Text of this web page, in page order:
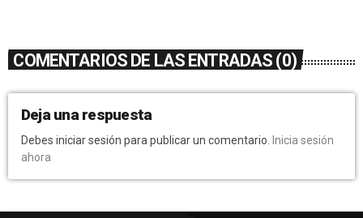
COMENTARIOS DE LAS ENTRADAS (0)
Deja una respuesta
Debes iniciar sesión para publicar un comentario.
Inicia sesión
ahora